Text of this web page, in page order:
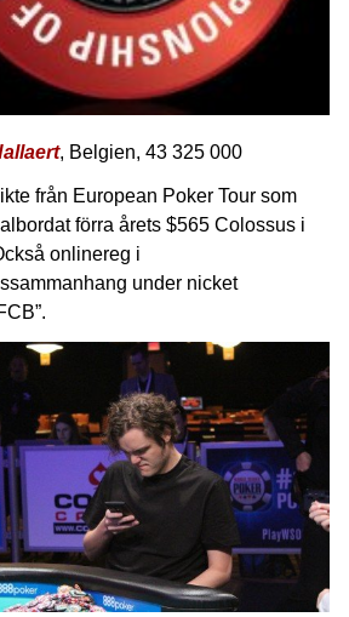
, Belgien, 43 325 000
från European Poker Tour som
förra årets $565 Colossus i
onlinereg i
under nicket